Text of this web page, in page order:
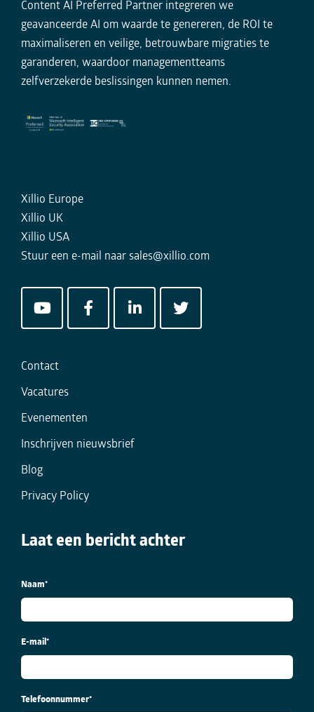
Content AI Preferred Partner integreren we
geavanceerde AI om waarde te genereren, de ROI te
maximaliseren en veilige, betrouwbare migraties te
garanderen, waardoor managementteams
zelfverzekerde beslissingen kunnen nemen.
Xillio Europe
Xillio UK
Xillio USA
Stuur een e-mail naar sales@xillio.com
Contact
Vacatures
Evenementen
Inschrijven nieuwsbrief
Blog
Privacy Policy
Laat een bericht achter
Naam*
E-mail *
Telefoonnummer*